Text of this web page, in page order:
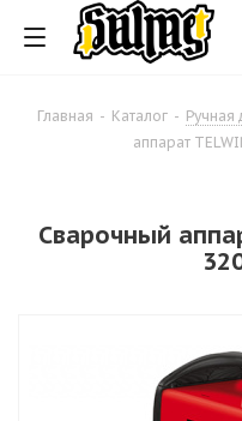
Главная - Каталог - Ручная
аппарат
Сварочный